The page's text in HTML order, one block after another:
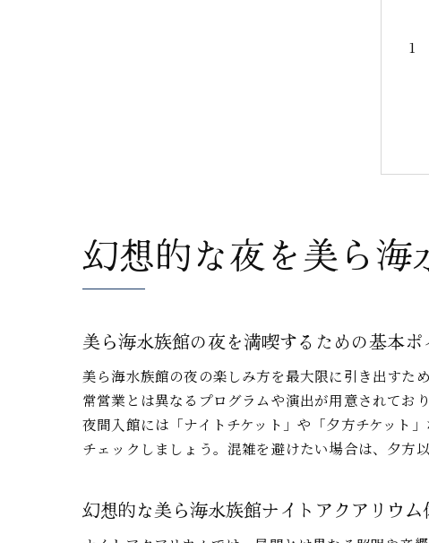
幻想的な夜を美ら
美ら海水族館の夜を満喫するための基本ポ
美ら海水族館の夜の楽しみ方を最大限に引き出すた
常営業とは異なるプログラムや演出が用意されてお
夜間入館には「ナイトチケット」や「夕方チケット
チェックしましょう。混雑を避けたい場合は、夕方
幻想的な美ら海水族館ナイトアクアリウム